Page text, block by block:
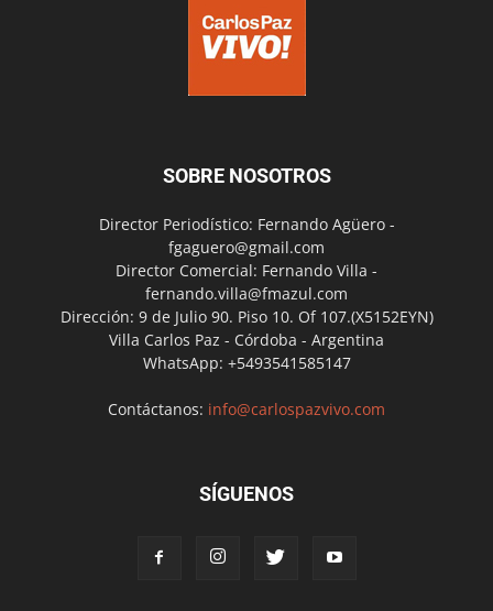
SOBRE NOSOTROS
Director Periodístico: Fernando Agüero -
fgaguero@gmail.com
Director Comercial: Fernando Villa -
fernando.villa@fmazul.com
Dirección: 9 de Julio 90. Piso 10. Of 107.(X5152EYN)
Villa Carlos Paz - Córdoba - Argentina
WhatsApp: +5493541585147
Contáctanos: info@carlospazvivo.com
SÍGUENOS